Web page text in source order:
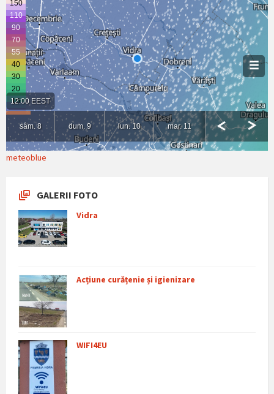
meteoblue
GALERII FOTO
Vidra
Acțiune curățenie și igienizare
WIFI4EU